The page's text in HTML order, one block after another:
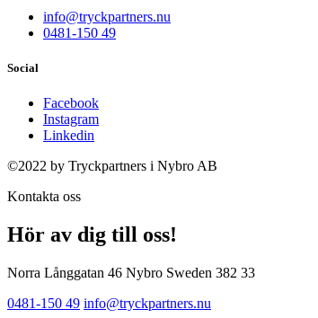
info@tryckpartners.nu
0481-150 49
Social
Facebook
Instagram
Linkedin
©2022 by Tryckpartners i Nybro AB
Kontakta oss
Hör av dig till oss!
Norra Långgatan 46 Nybro Sweden 382 33
0481-150 49 info@tryckpartners.nu